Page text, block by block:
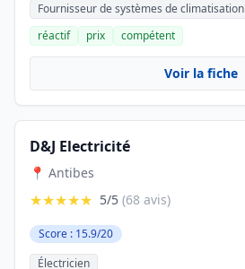
Fournisseur de systèmes de climatisation
réactif
prix compétent
Voir la fiche
D&J Electricité
📍 Antibes
★★★★★ 5/5 (68 avis)
Score : 15.9/20
Électricien